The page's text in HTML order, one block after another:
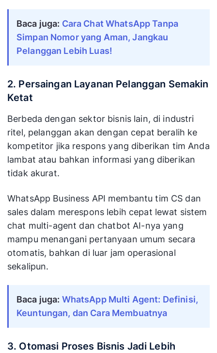
Baca juga: Cara Chat WhatsApp Tanpa
Simpan Nomor yang Aman, Jangkau
Pelanggan Lebih Luas!
2. Persaingan Layanan Pelanggan Semakin
Ketat
Berbeda dengan sektor bisnis lain, di industri
ritel, pelanggan akan dengan cepat beralih ke
kompetitor jika respons yang diberikan tim Anda
lambat atau bahkan informasi yang diberikan
tidak akurat.
WhatsApp Business API membantu tim CS dan
sales dalam merespons lebih cepat lewat sistem
chat multi-agent dan chatbot AI-nya yang
mampu menangani pertanyaan umum secara
otomatis, bahkan di luar jam operasional
sekalipun.
Baca juga: WhatsApp Multi Agent: Definisi,
Keuntungan, dan Cara Membuatnya
3. Otomasi Proses Bisnis Jadi Lebih